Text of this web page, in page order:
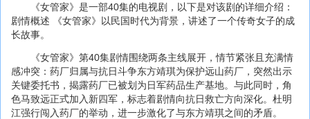
《女管家》是一部40集的电视剧，以下是对该剧的详细介绍：
剧情概述 《女管家》以民国时代为背景，讲述了一个传奇女子的成
长故事。
《女管家》第40集剧情围绕两条主线展开，情节紧张且充满情
感冲突：药厂归属与抗日斗争东方靖琪为保护远山药厂，突然出示
关键委托书，揭露药厂已被划为日军药品生产基地。与此同时，角
色马致远正式加入新四军，标志着剧情向抗日救亡方向深化。杜明
江强行闯入药厂的举动，进一步激化了与东方靖琪之间的矛盾。